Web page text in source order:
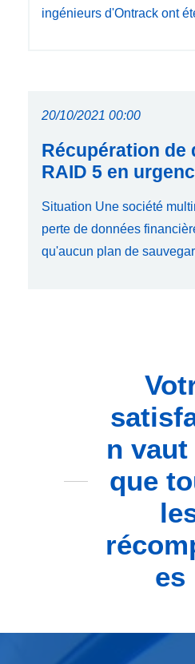
ingénieurs d'Ontrack ont
20/10/2021 00:00
Récupération de
RAID 5 en
Situation Une société
perte de données
qu'aucun plan de
n
que
es